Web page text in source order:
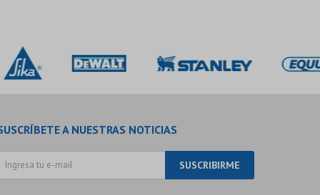
A NUESTRAS NOTICIAS
SUSCRIBIRME